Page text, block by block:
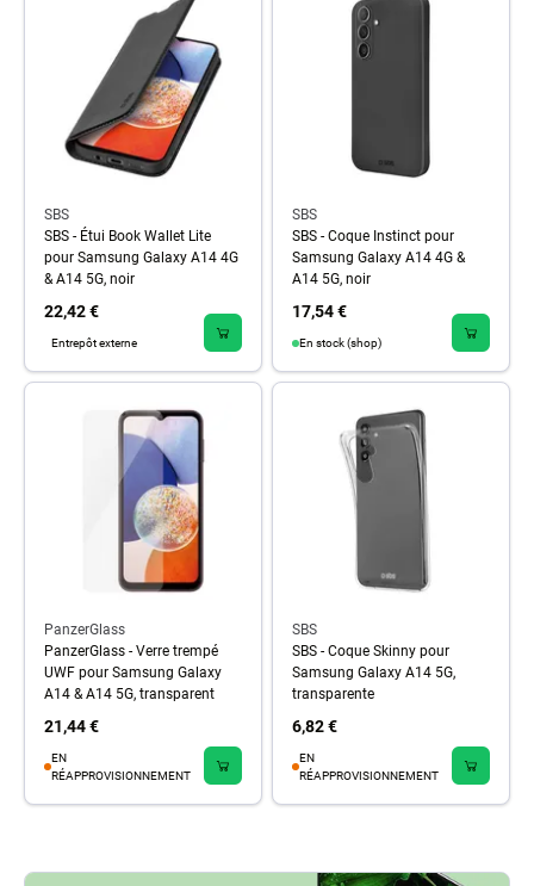
SBS
SBS - Étui Book Wallet Lite
pour Samsung Galaxy A14 4G
& A14 5G, noir
22,42 €
Entrepôt externe
SBS
SBS - Coque Instinct pour
Samsung Galaxy A14 4G &
A14 5G, noir
17,54 €
En stock (shop)
PanzerGlass
PanzerGlass - Verre trempé
UWF pour Samsung Galaxy
A14 & A14 5G, transparent
21,44 €
EN
RÉAPPROVISIONNEMENT
SBS
SBS - Coque Skinny pour
Samsung Galaxy A14 5G,
transparente
6,82 €
EN
RÉAPPROVISIONNEMENT